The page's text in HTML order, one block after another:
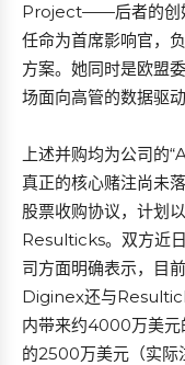
Project——后者的创
任命为首席影响官，
方案。她同时是欧盟
场面向高管的数据驱
上述并购均为公司的
真正的核心赌注尚未
股票收购协议，计划
Resulticks。双方近
司方面明确表示，目
Diginex还与
内带来约4000万美
的2500万美元（实